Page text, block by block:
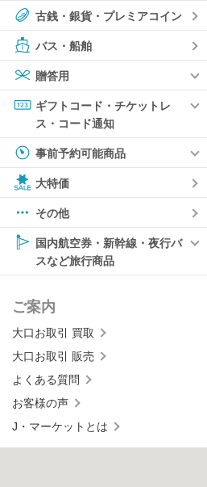
古銭・銀貨・プレミアコイン
バス・船舶
贈答用
ギフトコード・チケットレ
ス・コード通知
事前予約可能商品
大特価
その他
国内航空券・新幹線・夜行バ
スなど旅行商品
ご案内
大口お取引 買取
大口お取引 販売
よくある質問
お客様の声
J・マーケットとは